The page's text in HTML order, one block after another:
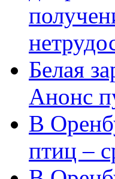
Белая
Анонс
В
птиц –